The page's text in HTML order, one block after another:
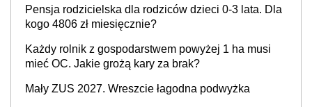
Pensja rodzicielska dla rodziców dzieci 0-3 lata. Dla
kogo 4806 zł miesięcznie?
Każdy rolnik z gospodarstwem powyżej 1 ha musi
mieć OC. Jakie grożą kary za brak?
Mały ZUS 2027. Wreszcie łagodna podwyżka